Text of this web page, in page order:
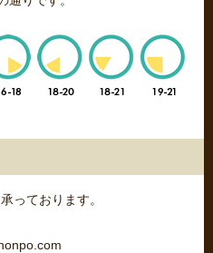
っております。